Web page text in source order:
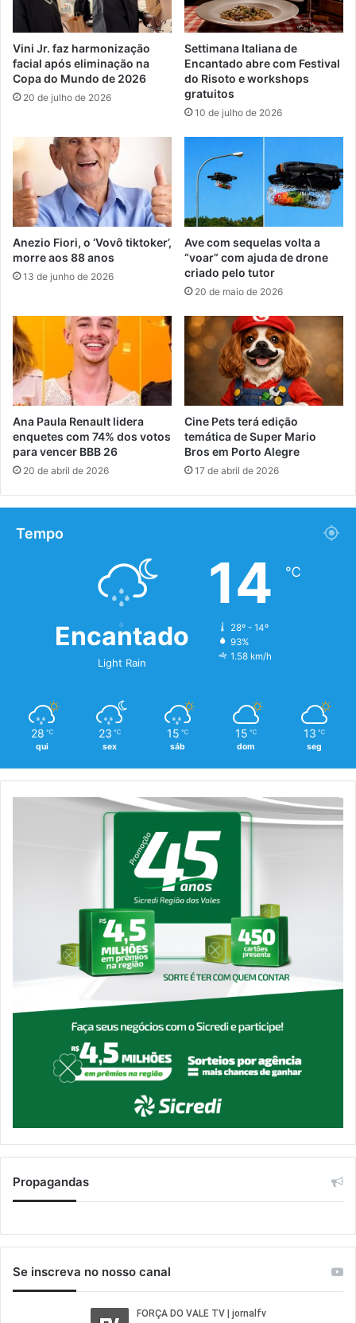
Vini Jr. faz harmonização
facial após eliminação na
Copa do Mundo de 2026
20 de julho de 2026
Settimana Italiana de
Encantado abre com Festival
do Risoto e workshops
gratuitos
10 de julho de 2026
Anezio Fiori, o ‘Vovô tiktoker’,
morre aos 88 anos
13 de junho de 2026
Ave com sequelas volta a
“voar” com ajuda de drone
criado pelo tutor
20 de maio de 2026
Ana Paula Renault lidera
enquetes com 74% dos votos
para vencer BBB 26
20 de abril de 2026
Cine Pets terá edição
temática de Super Mario
Bros em Porto Alegre
17 de abril de 2026
Tempo
Encantado
Light Rain
14 ℃
28º - 14º
93%
1.58 km/h
28 ℃
qui
23 ℃
sex
15 ℃
sáb
15 ℃
dom
13 ℃
seg
Propagandas
Se inscreva no nosso canal